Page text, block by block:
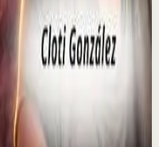
que nunca